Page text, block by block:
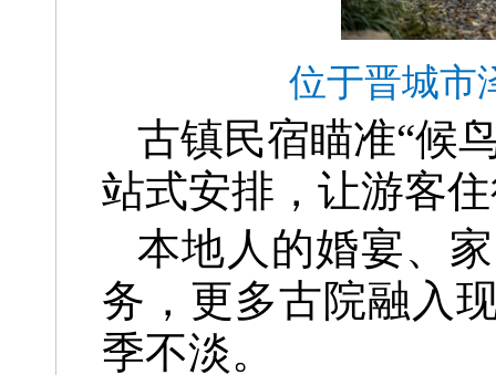
位于晋城市
古镇民宿瞄准“候
站式安排，让游客
本地人的婚宴、
务，更多古院融入
季不淡。